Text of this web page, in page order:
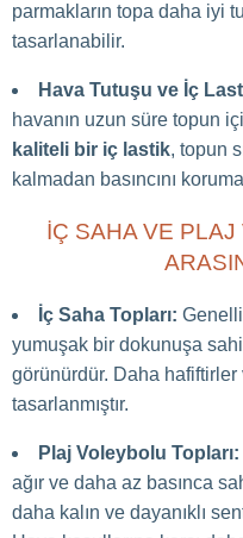
parmakların topa daha iyi
tasarlanabilir.
Hava Tutuşu ve İç
havanın uzun süre topun
kaliteli bir iç lastik, topun
kalmadan basıncını
İÇ SAHA VE
İç Saha Topları:
yumuşak bir dokunuşa
görünürdür. Daha hafiftirler
tasarlanmıştır.
Plaj Voleybolu Topları:
ağır ve daha az basınca
daha kalın ve dayanıklı